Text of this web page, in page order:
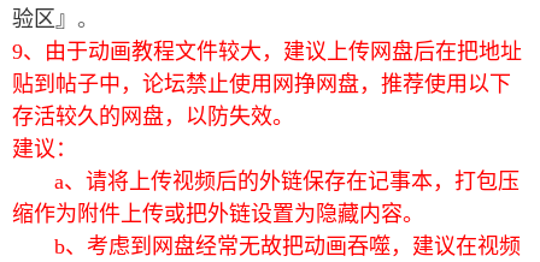
-
验区』 。
9、由于动画教程文件较大，建议上传网盘后在把地址
贴到帖子中，论坛禁止使用网挣网盘，推荐使用以下
存活较久的网盘，以防失效。
建议：
a、请将上传视频后的外链保存在记事本，打包压
缩作为附件上传或把外链设置为隐藏内容。
b、考虑到网盘经常无故把动画吞噬，建议在视频